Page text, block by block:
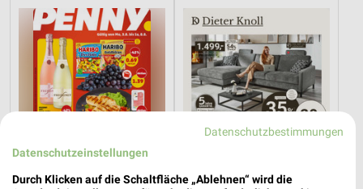
Datenschutzbestimmungen
Datenschutzeinstellungen
Durch Klicken auf die Schaltfläche „Ablehnen“ wird die